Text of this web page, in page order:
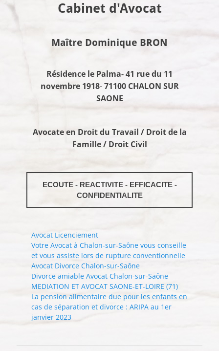
Cabinet d'Avocat
Maître Dominique BRON
Résidence le Palma- 41 rue du 11
novembre 1918-71100 CHALON SUR
SAONE
Avocate en Droit du Travail / Droit de la
Famille / Droit Civil
ECOUTE - REACTIVITE - EFFICACITE -
CONFIDENTIALITE
Avocat Licenciement
Votre Avocat à Chalon-sur-Saône vous conseille
et vous assiste lors de rupture conventionnelle
Avocat Divorce Chalon-sur-Saône
Divorce amiable Avocat Chalon-sur-Saône
MEDIATION ET AVOCAT SAONE-ET-LOIRE (71)
La pension alimentaire due pour les enfants en
cas de séparation et divorce : ARIPA au 1er
janvier 2023